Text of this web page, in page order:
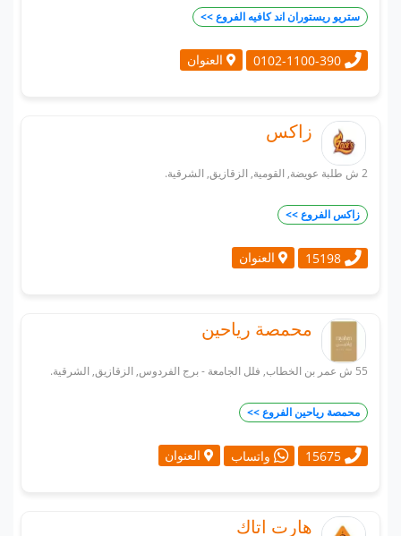
ستريو ريستوران اند كافيه الفروع >>
0102-1100-390 العنوان
زاكس
2 ش طلبة عويضة, القومية, الزقازيق, الشرقية.
زاكس الفروع >>
15198 العنوان
محمصة رياحين
55 ش عمر بن الخطاب, فلل الجامعة - برج الفردوس, الزقازيق, الشرقية.
محمصة رياحين الفروع >>
15675 واتساب العنوان
هارت اتاك